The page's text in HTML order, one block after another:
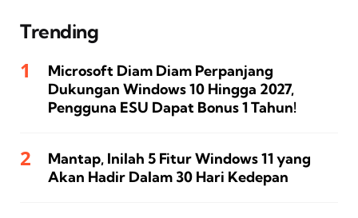
Trending
Microsoft Diam Diam Perpanjang
Dukungan Windows 10 Hingga 2027,
Pengguna ESU Dapat Bonus 1 Tahun!
Mantap, Inilah 5 Fitur Windows 11 yang
Akan Hadir Dalam 30 Hari Kedepan